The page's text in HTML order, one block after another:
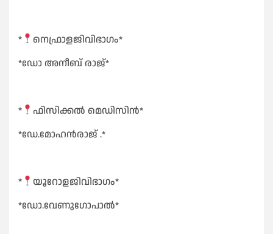
*
നെഫ്രാളജിവിഭാഗം*
*ഡോ അനീബ് രാജ്*
*
ഫിസിക്കൽ മെഡിസിൻ*
*ഡേ.മോഹൻരാജ് .*
*
യൂറോളജിവിഭാഗം*
*ഡോ.വേണുഗോപാൽ*